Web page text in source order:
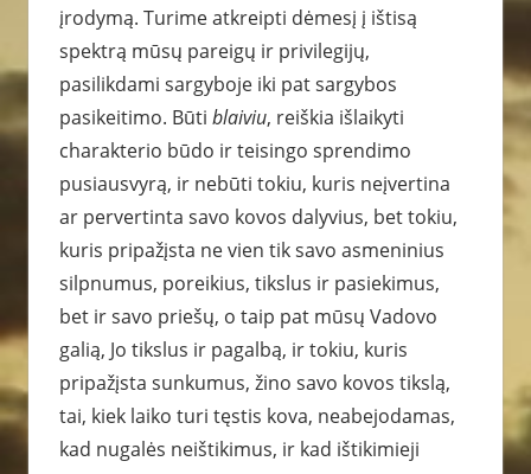
įrodymą. Turime atkreipti dėmesį į ištisą
spektrą mūsų pareigų ir privilegijų,
pasilikdami sargyboje iki pat sargybos
pasikeitimo. Būti blaiviu, reiškia išlaikyti
charakterio būdo ir teisingo sprendimo
pusiausvyrą, ir nebūti tokiu, kuris neįvertina
ar pervertinta savo kovos dalyvius, bet tokiu,
kuris pripažįsta ne vien tik savo asmeninius
silpnumus, poreikius, tikslus ir pasiekimus,
bet ir savo priešų, o taip pat mūsų Vadovo
galią, Jo tikslus ir pagalbą, ir tokiu, kuris
pripažįsta sunkumus, žino savo kovos tikslą,
tai, kiek laiko turi tęstis kova, neabejodamas,
kad nugalės neištikimus, ir kad ištikimieji